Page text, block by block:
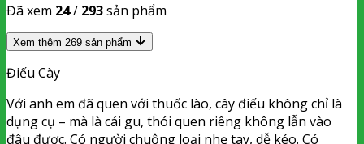
Đã xem 24/ 293sản phẩm
Xem thêm 269 sản phẩm
Điếu Cày
Với anh em đã quen với thuốc lào, cây điếu không chỉ là
dụng cụ – mà là cái gu, thói quen riêng không lẫn vào
đâu được. Có người chuộng loại nhẹ tay, dễ kéo. Có